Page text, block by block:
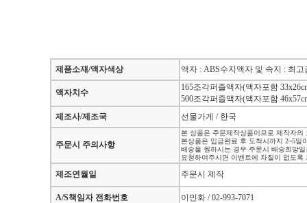
제품소재/액자색상 액자 : ABS수지액자 및 속지 : 최
액자치수
165조각퍼즐액자(액자포함
500조각퍼즐액자(액자포함
제조사/제조국
선물가게 / 한국
주문시 주의사항
본 상품은 주문제작상품이므로 제작자
본상품은 입금완료 후 도착시까지 2~5일
배송을 원하시는 경우 주문시 배송희망
요청하여주시면 이벤트에 차질이 없도록
제조연월일 주문시 제작
A/S책임자 전화번호 이민화 / 02-993-7071